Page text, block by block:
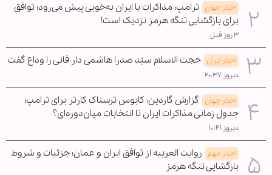
اخبار جهان ترامپ: مذاکرات با ایران به‌خوبی پیش می‌رود؛ توافق
برای بازگشایی تنگه هرمز نزدیک است!
۳ روز قبل
اخبار ایران حجت الاسلام سیّد صدرا هاشمی دار فانی را وداع گفت
دیروز ۲۰:۳۷
اخبار جهان گزارش گاردین: کابوس ترسناک کارتر برای ترامپ؛
جدول زمانی مذاکرات ایران تا انتخابات میان‌دوره‌ای؟
دیروز ۱۰:۴۱
اخبار مهم روایت العربیه از توافق ایران و عمان؛ جزئیات و شروط
بازگشایی تنگه هرمز